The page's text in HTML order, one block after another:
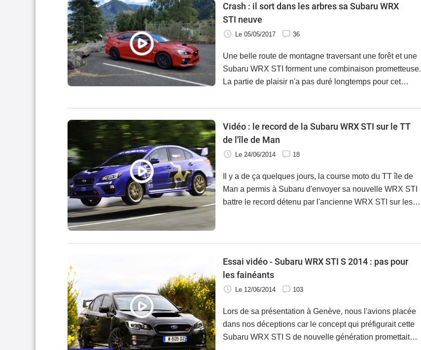
Crash : il sort dans les arbres sa Subaru WRX
STI neuve
Le 05/05/2017 36
Une belle route de montagne traversant une forêt et une
Subaru WRX STI forment une combinaison prometteuse.
La partie de plaisir n'a pas duré longtemps pour cet
expédié dans les arbres.
Vidéo : le record de la Subaru WRX STI sur le TT
de l'île de Man
Le 24/06/2014 18
Il y a de ça quelques jours, la course moto du TT île de
Man a permis à Subaru d'envoyer sa nouvelle WRX STI
battre le record détenu par l'ancienne WRX STI sur les
Essai vidéo - Subaru WRX STI S 2014 : pas pour
les fainéants
Le 12/06/2014 103
Lors de sa présentation à Genève, nous l'avions placée
dans nos déceptions car le concept qui préfigurait cette
Subaru WRX STI S de nouvelle génération promettait